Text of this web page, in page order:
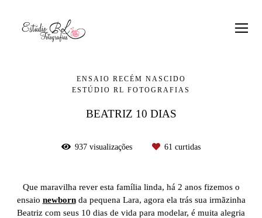
ENSAIO RECÉM NASCIDO
ESTÚDIO RL FOTOGRAFIAS
BEATRIZ 10 DIAS
937 visualizações 61 curtidas
Que maravilha rever esta família linda, há 2 anos fizemos o
ensaio newbornda pequena Lara, agora ela trás sua irmãzinha
Beatriz com seus 10 dias de vida para modelar, é muita alegria